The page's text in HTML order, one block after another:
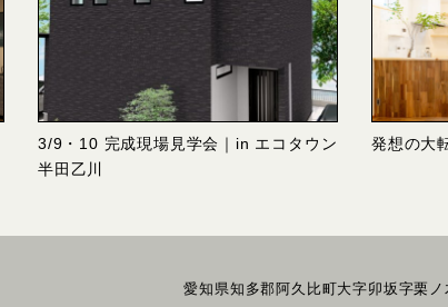
3/9・10 完成現場見学会｜in エコタウン
半田乙川
発想の大
愛知県知多郡阿久比町大字卯坂字栗